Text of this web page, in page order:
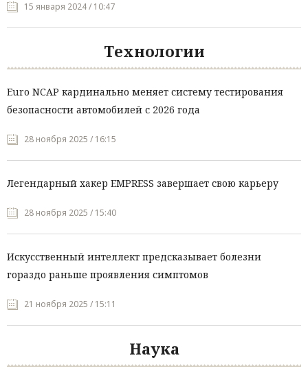
15 января 2024 / 10:47
Технологии
Euro NCAP кардинально меняет систему тестирования
безопасности автомобилей с 2026 года
28 ноября 2025 / 16:15
Легендарный хакер EMPRESS завершает свою карьеру
28 ноября 2025 / 15:40
Искусственный интеллект предсказывает болезни
гораздо раньше проявления симптомов
21 ноября 2025 / 15:11
Наука